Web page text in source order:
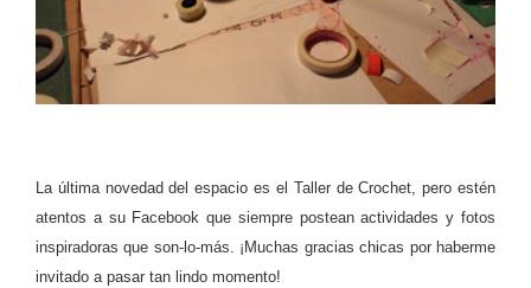
La última novedad del espacio es el Taller de Crochet, pero estén
atentos a su Facebook que siempre postean actividades y fotos
inspiradoras que son-lo-más. ¡Muchas gracias chicas por haberme
invitado a pasar tan lindo momento!